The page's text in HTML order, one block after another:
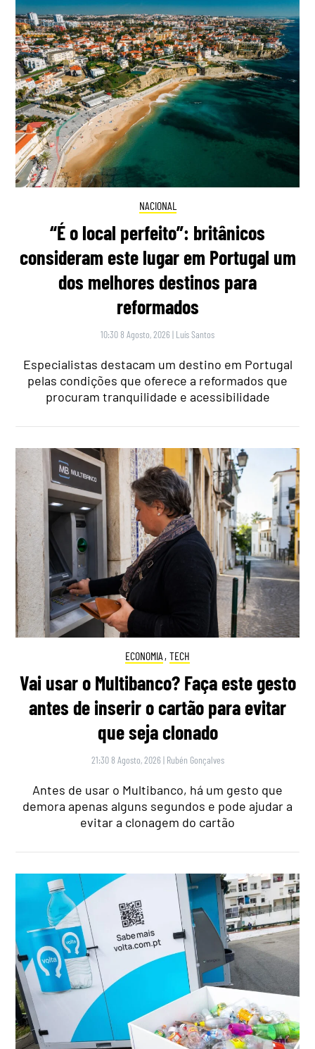
NACIONAL
“É o local perfeito”: britânicos
consideram este lugar em Portugal um
dos melhores destinos para
reformados
10:30 8 Agosto, 2026 | Luís Santos
Especialistas destacam um destino em Portugal
pelas condições que oferece a reformados que
procuram tranquilidade e acessibilidade
ECONOMIA , TECH
Vai usar o Multibanco? Faça este gesto
antes de inserir o cartão para evitar
que seja clonado
21:30 8 Agosto, 2026 | Rubén Gonçalves
Antes de usar o Multibanco, há um gesto que
demora apenas alguns segundos e pode ajudar a
evitar a clonagem do cartão